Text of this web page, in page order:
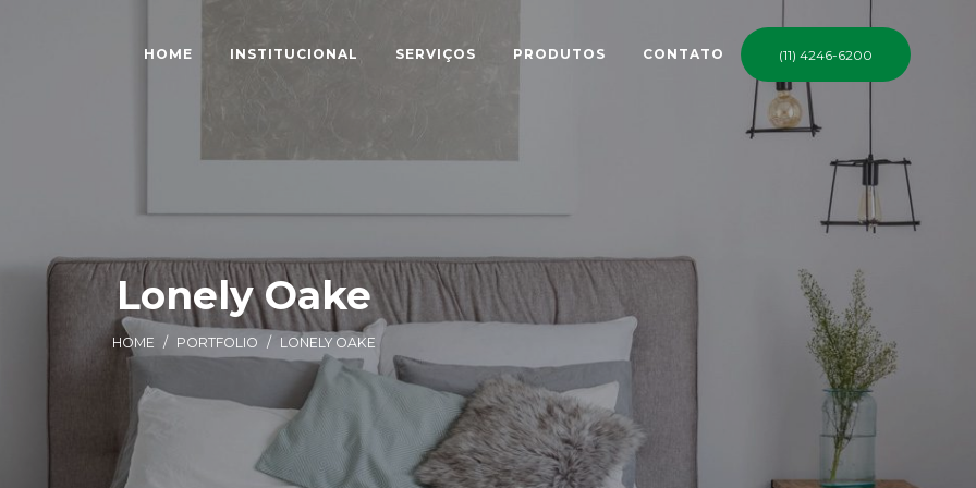
(11) 4246-6200
HOME INSTITUCIONAL SERVIÇOS PRODUTOS CONTATO
Lonely Oake
HOME / PORTFOLIO / LONELY OAKE